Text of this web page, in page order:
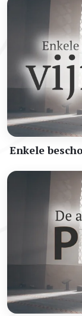
Enkele